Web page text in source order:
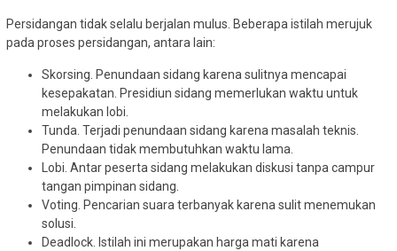
Persidangan tidak selalu berjalan mulus. Beberapa istilah merujuk
pada proses persidangan, antara lain:
Skorsing. Penundaan sidang karena sulitnya mencapai
kesepakatan. Presidiun sidang memerlukan waktu untuk
melakukan lobi.
Tunda. Terjadi penundaan sidang karena masalah teknis.
Penundaan tidak membutuhkan waktu lama.
Lobi. Antar peserta sidang melakukan diskusi tanpa campur
tangan pimpinan sidang.
Voting. Pencarian suara terbanyak karena sulit menemukan
solusi.
Deadlock. Istilah ini merupakan harga mati karena